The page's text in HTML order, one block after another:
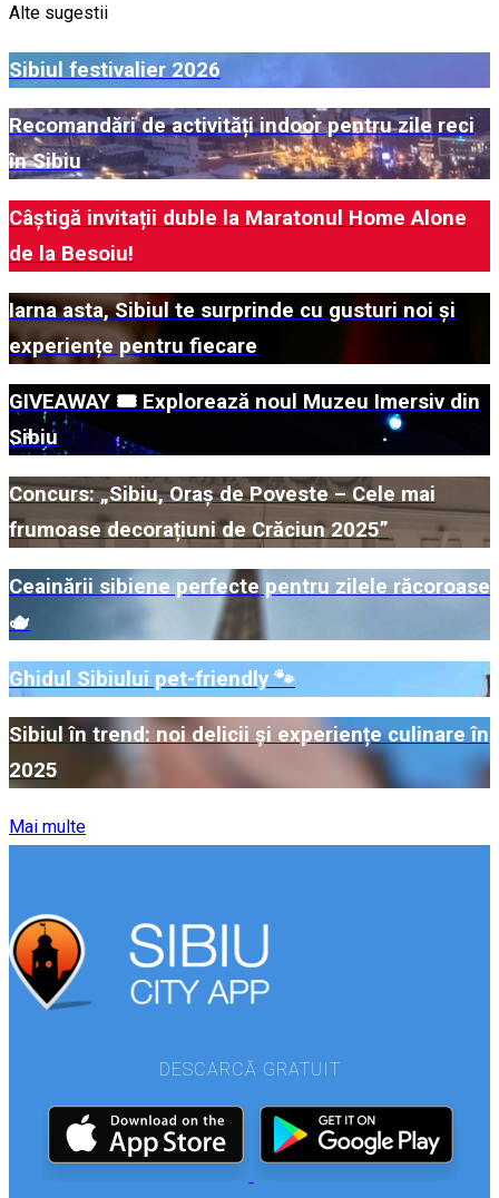
Alte sugestii
Sibiul festivalier 2026
Recomandări de activități indoor pentru zile reci
în Sibiu
Câștigă invitații duble la Maratonul Home Alone
de la Besoiu!
Iarna asta, Sibiul te surprinde cu gusturi noi și
experiențe pentru fiecare
GIVEAWAY 🎟️ Explorează noul Muzeu Imersiv din
Sibiu
Concurs: „Sibiu, Oraș de Poveste – Cele mai
frumoase decorațiuni de Crăciun 2025”
Ceainării sibiene perfecte pentru zilele răcoroase
🫖
Ghidul Sibiului pet-friendly 🐾
Sibiul în trend: noi delicii și experiențe culinare în
2025
Mai multe
DESCARCĂ GRATUIT